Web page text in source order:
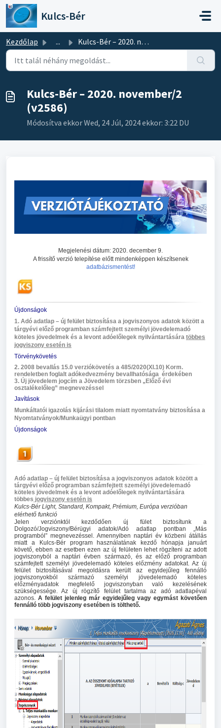
Kihagyás a tartalom megtartásához
Kulcs-Bér
Kezdőlap ... Kulcs-Bér – 2020. november/2 (v2586)
Kulcs-Bér – 2020. november/2
(v2586)
Módosítva ekkor Wed, 24 Júl, 2024 ekkor: 3:22 DU
Megjelenési dátum: 2020. december 9.
A frissítő verzió telepítése előtt mindenképpen készítsenek
adatbázismentést!
Újdonságok
1. Adó adatlap – új felület biztosítása a jogviszonyos adatok között a
tárgyévi előző programban számfejtett személyi jövedelemadó
köteles jövedelmek és a levont adóelőlegek nyilvántartására többes
jogviszony esetén is
Törvénykövetés
2. 2008 bevallás 15.0 verziókövetés a 485/2020(XI.10) Korm.
rendeletben foglalt adókedvezmény bevallhatósága érdekében
3. Új jövedelem jogcím a Jövedelem törzsben „Előző évi
osztalékelőleg” megnevezéssel
Javítások
Munkáltatói igazolás kijárási tilalom miatt nyomtatvány biztosítása a
Nyomtatványok/Munkaügyi pontban
Újdonságok
Adó adatlap – új felület biztosítása a jogviszonyos adatok között a
tárgyévi előző programban számfejtett személyi jövedelemadó
köteles jövedelmek és a levont adóelőlegek nyilvántartására
többes jogviszony esetén is
Kulcs-Bér Light, Standard, Kompakt, Prémium, Európa verzióban
elérhető funkció
Jelen verziónktól kezdődően új fület biztosítunk a
Dolgozó/Jogviszony/Bérügyi adatok/Adó adatlap pontban „Más
programból” megnevezéssel. Amennyiben naptári év közbeni átállás
miatt a Kulcs-Bér program használatának kezdő hónapja januárt
követő, ebben az esetben ezen az új felületen lehet rögzíteni az adott
jogviszonyból a naptári évben származó, és az előző programban
számfejtett személyi jövedelemadó köteles előzmény adatokat. Az új
felület biztosításával megoldásra került az egyidejűleg fennálló
jogviszonyokból származó személyi jövedelemadó köteles
előzményadatok megfelelő jogviszonyban való kezelésének
szükségessége. Az új rögzítő felület tartalma az adó adatlapéval
azonos. A felület jelenleg már egyidejűleg vagy egymást követően
fennálló több jogviszony esetében is tölthető.